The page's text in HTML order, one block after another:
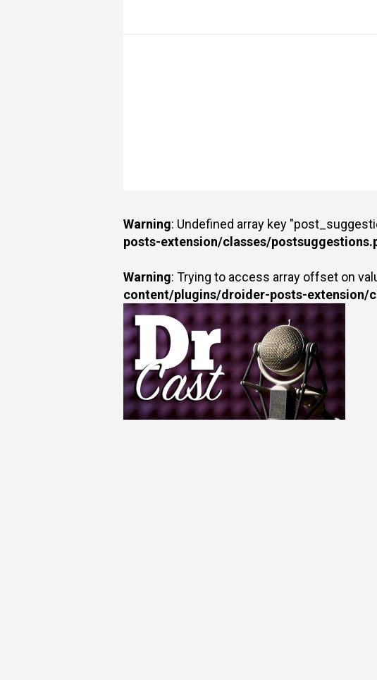
Warning: Undefined array key
posts-extension/classes/
Warning: Trying to access array offset on
content/plugins/droider-posts-extension/